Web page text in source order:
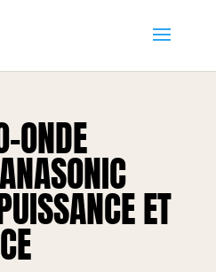
ONDE
ET